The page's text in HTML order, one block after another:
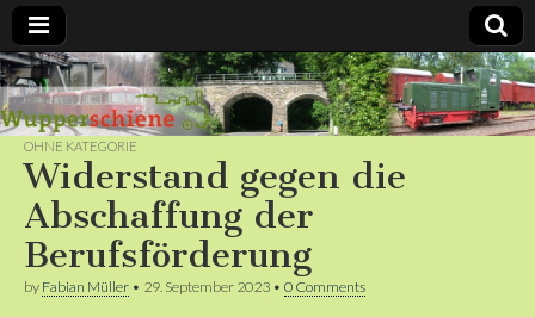
Bergische
Bahnen /
Förderverein
Wupperschiene
OHNE KATEGORIE
Widerstand gegen die
Abschaffung der
Berufsförderung
by Fabian Müller • 29. September 2023 • 0 Comments